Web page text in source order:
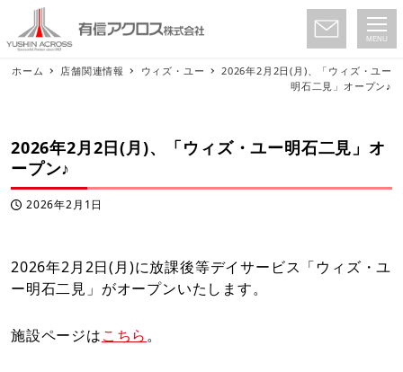
MENU
ホーム 店舗関連情報 ウィズ・ユー
2026年2月2日(月)、「ウィズ・ユー
明石二見」オープン♪
2026年2月2日(月)、「ウィズ・ユー明石二見」オ
ープン♪
投稿日2026年2月1日
2026年2月2日(月)に放課後等デイサービス「ウィズ・ユ
ー明石二見」がオープンいたします。
施設ページはこちら。